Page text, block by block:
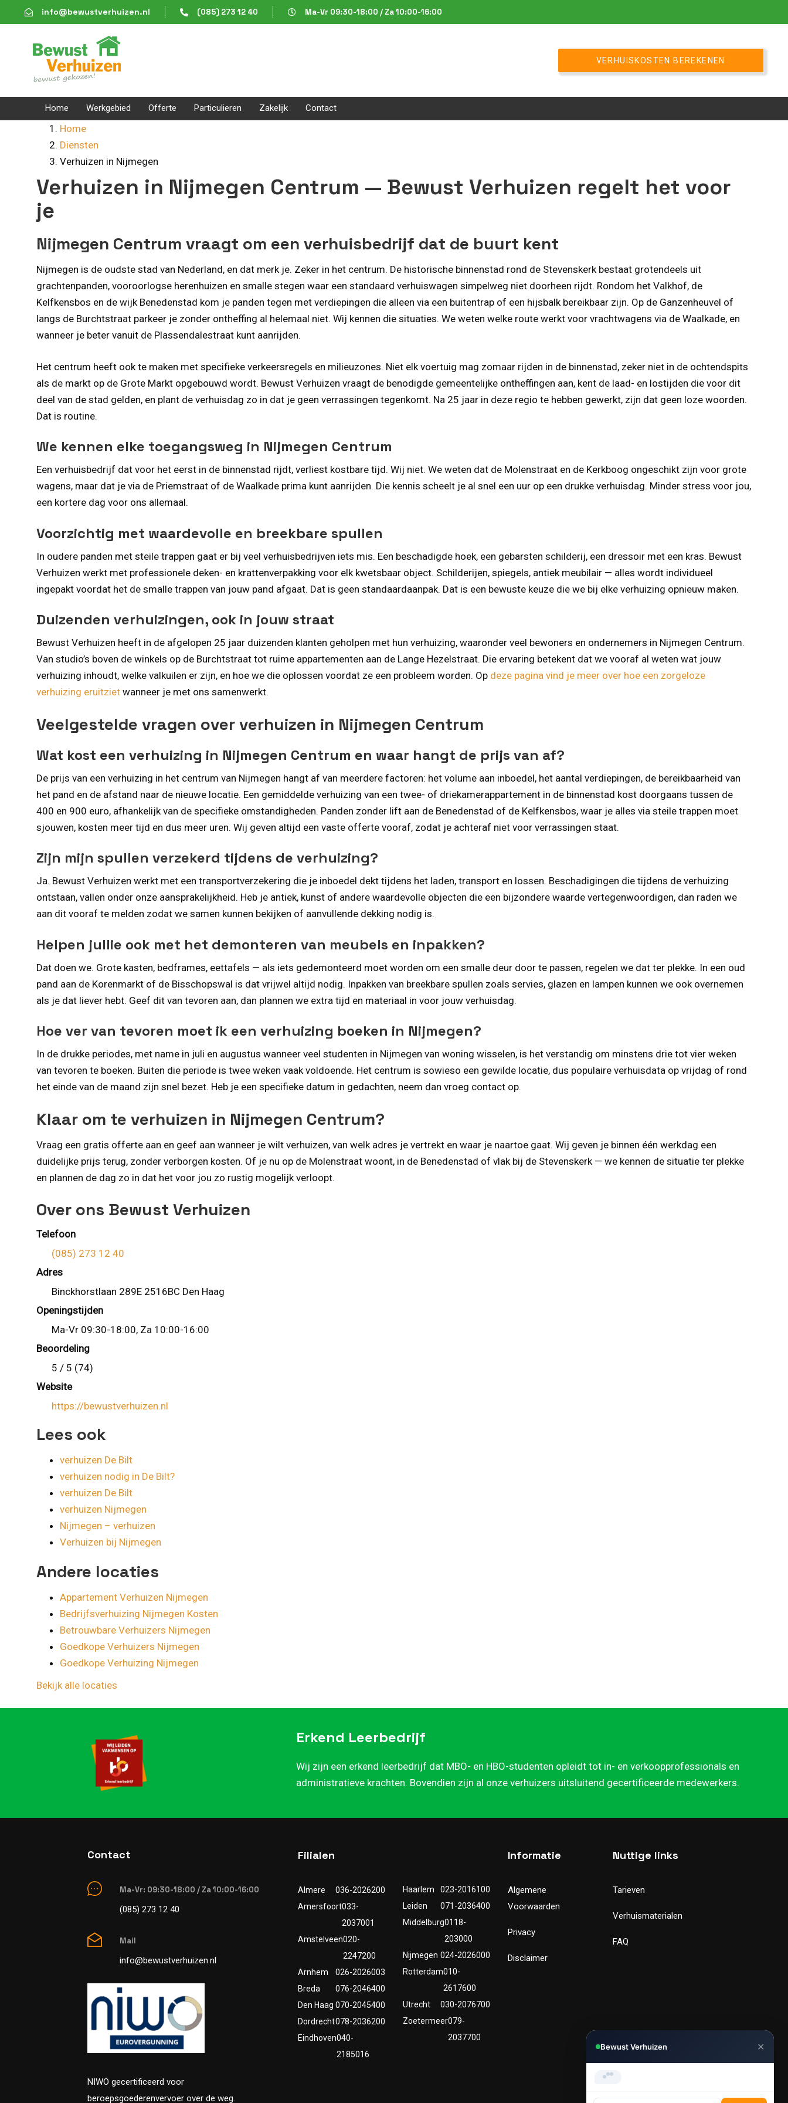
links
to
content
info@bewustverhuizen.nl (085) 273 12 40 Ma-Vr 09:30-18:00 / Za 10:00-16:00
VERHUISKOSTEN BEREKENEN
Home Werkgebied Offerte Particulieren Zakelijk Contact
Home
Diensten
Verhuizen in Nijmegen
Verhuizen in Nijmegen Centrum — Bewust Verhuizen regelt het voor
je
Nijmegen Centrum vraagt om een verhuisbedrijf dat de buurt kent
Nijmegen is de oudste stad van Nederland, en dat merk je. Zeker in het centrum. De historische binnenstad rond de Stevenskerk bestaat grotendeels uit
grachtenpanden, vooroorlogse herenhuizen en smalle stegen waar een standaard verhuiswagen simpelweg niet doorheen rijdt. Rondom het Valkhof, de
Kelfkensbos en de wijk Benedenstad kom je panden tegen met verdiepingen die alleen via een buitentrap of een hijsbalk bereikbaar zijn. Op de Ganzenheuvel of
langs de Burchtstraat parkeer je zonder ontheffing al helemaal niet. Wij kennen die situaties. We weten welke route werkt voor vrachtwagens via de Waalkade, en
wanneer je beter vanuit de Plassendalestraat kunt aanrijden.
Het centrum heeft ook te maken met specifieke verkeersregels en milieuzones. Niet elk voertuig mag zomaar rijden in de binnenstad, zeker niet in de ochtendspits
als de markt op de Grote Markt opgebouwd wordt. Bewust Verhuizen vraagt de benodigde gemeentelijke ontheffingen aan, kent de laad- en lostijden die voor dit
deel van de stad gelden, en plant de verhuisdag zo in dat je geen verrassingen tegenkomt. Na 25 jaar in deze regio te hebben gewerkt, zijn dat geen loze woorden.
Dat is routine.
We kennen elke toegangsweg in Nijmegen Centrum
Een verhuisbedrijf dat voor het eerst in de binnenstad rijdt, verliest kostbare tijd. Wij niet. We weten dat de Molenstraat en de Kerkboog ongeschikt zijn voor grote
wagens, maar dat je via de Priemstraat of de Waalkade prima kunt aanrijden. Die kennis scheelt je al snel een uur op een drukke verhuisdag. Minder stress voor jou,
een kortere dag voor ons allemaal.
Voorzichtig met waardevolle en breekbare spullen
In oudere panden met steile trappen gaat er bij veel verhuisbedrijven iets mis. Een beschadigde hoek, een gebarsten schilderij, een dressoir met een kras. Bewust
Verhuizen werkt met professionele deken- en kratten­verpakking voor elk kwetsbaar object. Schilderijen, spiegels, antiek meubilair — alles wordt individueel
ingepakt voordat het de smalle trappen van jouw pand afgaat. Dat is geen standaardaanpak. Dat is een bewuste keuze die we bij elke verhuizing opnieuw maken.
Duizenden verhuizingen, ook in jouw straat
Bewust Verhuizen heeft in de afgelopen 25 jaar duizenden klanten geholpen met hun verhuizing, waaronder veel bewoners en ondernemers in Nijmegen Centrum.
Van studio’s boven de winkels op de Burchtstraat tot ruime appartementen aan de Lange Hezelstraat. Die ervaring betekent dat we vooraf al weten wat jouw
verhuizing inhoudt, welke valkuilen er zijn, en hoe we die oplossen voordat ze een probleem worden. Op deze pagina vind je meer over hoe een zorgeloze
verhuizing eruitziet wanneer je met ons samenwerkt.
Veelgestelde vragen over verhuizen in Nijmegen Centrum
Wat kost een verhuizing in Nijmegen Centrum en waar hangt de prijs van af?
De prijs van een verhuizing in het centrum van Nijmegen hangt af van meerdere factoren: het volume aan inboedel, het aantal verdiepingen, de bereikbaarheid van
het pand en de afstand naar de nieuwe locatie. Een gemiddelde verhuizing van een twee- of driekamerappartement in de binnenstad kost doorgaans tussen de
400 en 900 euro, afhankelijk van de specifieke omstandigheden. Panden zonder lift aan de Benedenstad of de Kelfkensbos, waar je alles via steile trappen moet
sjouwen, kosten meer tijd en dus meer uren. Wij geven altijd een vaste offerte vooraf, zodat je achteraf niet voor verrassingen staat.
Zijn mijn spullen verzekerd tijdens de verhuizing?
Ja. Bewust Verhuizen werkt met een transportverzekering die je inboedel dekt tijdens het laden, transport en lossen. Beschadigingen die tijdens de verhuizing
ontstaan, vallen onder onze aansprakelijkheid. Heb je antiek, kunst of andere waardevolle objecten die een bijzondere waarde vertegenwoordigen, dan raden we
aan dit vooraf te melden zodat we samen kunnen bekijken of aanvullende dekking nodig is.
Helpen jullie ook met het demonteren van meubels en inpakken?
Dat doen we. Grote kasten, bedframes, eettafels — als iets gedemonteerd moet worden om een smalle deur door te passen, regelen we dat ter plekke. In een oud
pand aan de Korenmarkt of de Bisschopswal is dat vrijwel altijd nodig. Inpakken van breekbare spullen zoals servies, glazen en lampen kunnen we ook overnemen
als je dat liever hebt. Geef dit van tevoren aan, dan plannen we extra tijd en materiaal in voor jouw verhuisdag.
Hoe ver van tevoren moet ik een verhuizing boeken in Nijmegen?
In de drukke periodes, met name in juli en augustus wanneer veel studenten in Nijmegen van woning wisselen, is het verstandig om minstens drie tot vier weken
van tevoren te boeken. Buiten die periode is twee weken vaak voldoende. Het centrum is sowieso een gewilde locatie, dus populaire verhuisdata op vrijdag of rond
het einde van de maand zijn snel bezet. Heb je een specifieke datum in gedachten, neem dan vroeg contact op.
Klaar om te verhuizen in Nijmegen Centrum?
Vraag een gratis offerte aan en geef aan wanneer je wilt verhuizen, van welk adres je vertrekt en waar je naartoe gaat. Wij geven je binnen één werkdag een
duidelijke prijs terug, zonder verborgen kosten. Of je nu op de Molenstraat woont, in de Benedenstad of vlak bij de Stevenskerk — we kennen de situatie ter plekke
en plannen de dag zo in dat het voor jou zo rustig mogelijk verloopt.
Over ons Bewust Verhuizen
Telefoon
(085) 273 12 40
Adres
Binckhorstlaan 289E 2516BC Den Haag
Openingstijden
Ma-Vr 09:30-18:00, Za 10:00-16:00
Beoordeling
5 / 5 (74)
Website
https://bewustverhuizen.nl
Lees ook
verhuizen De Bilt
verhuizen nodig in De Bilt?
verhuizen De Bilt
verhuizen Nijmegen
Nijmegen – verhuizen
Verhuizen bij Nijmegen
Andere locaties
Appartement Verhuizen Nijmegen
Bedrijfsverhuizing Nijmegen Kosten
Betrouwbare Verhuizers Nijmegen
Goedkope Verhuizers Nijmegen
Goedkope Verhuizing Nijmegen
Bekijk alle locaties
Erkend Leerbedrijf
Wij zijn een erkend leerbedrijf dat MBO- en HBO-studenten opleidt tot in- en verkoopprofessionals en
administratieve krachten. Bovendien zijn al onze verhuizers uitsluitend gecertificeerde medewerkers.
Contact
Ma-Vr: 09:30-18:00 / Za 10:00-16:00
(085) 273 12 40
Mail
info@bewustverhuizen.nl
NIWO gecertificeerd voor
beroepsgoederenvervoer over de weg.
Filialen
Almere
036-2026200
Amersfoort033-
2037001
Amstelveen020-
2247200
Arnhem
026-2026003
Breda
076-2046400
Den Haag 070-2045400
Dordrecht078-2036200
Eindhoven040-
2185016
Haarlem
023-2016100
Leiden
071-2036400
Middelburg0118-
203000
Nijmegen 024-2026000
Rotterdam010-
2617600
Utrecht
030-2076700
Zoetermeer079-
2037700
Informatie
Algemene
Voorwaarden
Privacy
Disclaimer
Nuttige links
Tarieven
Verhuismaterialen
FAQ
✕
Hi, Kunnen we je helpen met
verhuizen?